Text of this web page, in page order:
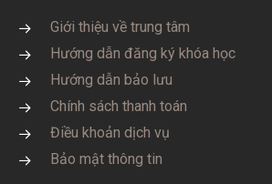
Giới thiệu về trung tâm
Hướng dẫn đăng ký khóa học
Hướng dẫn bảo lưu
Chính sách thanh toán
Điều khoản dịch vụ
Bảo mật thông tin